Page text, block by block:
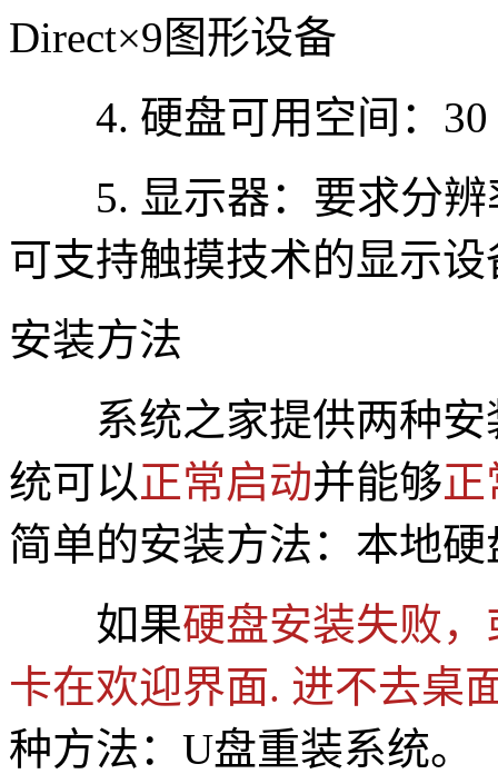
Direct×9图形设备
4. 硬盘可用空间：30
5. 显示器：要求分辨
可支持触摸技术的显示设
安装方法
系统之家提供两种
统可以正常启动并能够正
简单的安装方法：本地
如果硬盘安装失败
卡在欢迎界面. 进不去桌
种方法：U盘重装系统。